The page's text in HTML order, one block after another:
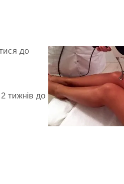
до
тижнів до